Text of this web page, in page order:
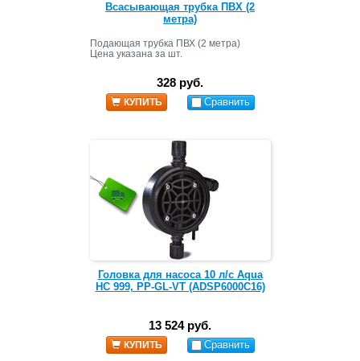
Всасывающая трубка ПВХ (2
метра)
Подающая трубка ПВХ (2 метра)
Цена указана за шт.
328 руб.
КУПИТЬ Сравнить
Головка для насоса 10 л/с Aqua
HC 999, PP-GL-VT (ADSP6000C16)
13 524 руб.
КУПИТЬ Сравнить